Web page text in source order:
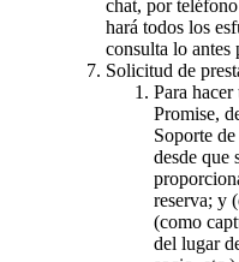
chat, por
hará todos los
consulta lo antes
Solicitud de
Para
Promise,
Soporte
desde que
reserva; y
(como
del lugar